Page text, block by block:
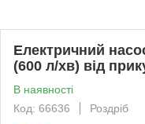
Електричний
(600 л/хв) від
В наявності
Код: 66636
Роздріб